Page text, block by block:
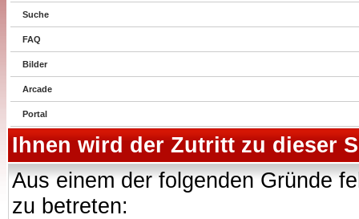
Suche
FAQ
Bilder
Arcade
Portal
Ihnen wird der Zutritt zu dieser
Aus einem der folgenden Gründe
zu betreten: